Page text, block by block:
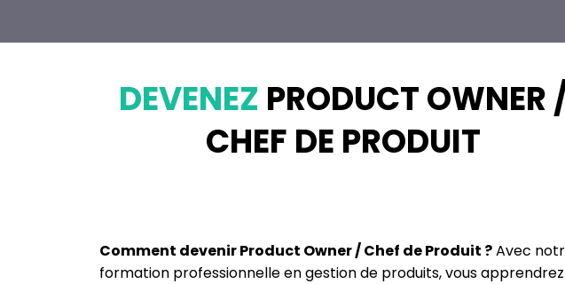
DEVENEZ PRODUCT OWNER
CHEF DE PRODUIT
Comment devenir Product Owner / Chef de Produit ?Avec
formation professionnelle en gestion de produits, vous